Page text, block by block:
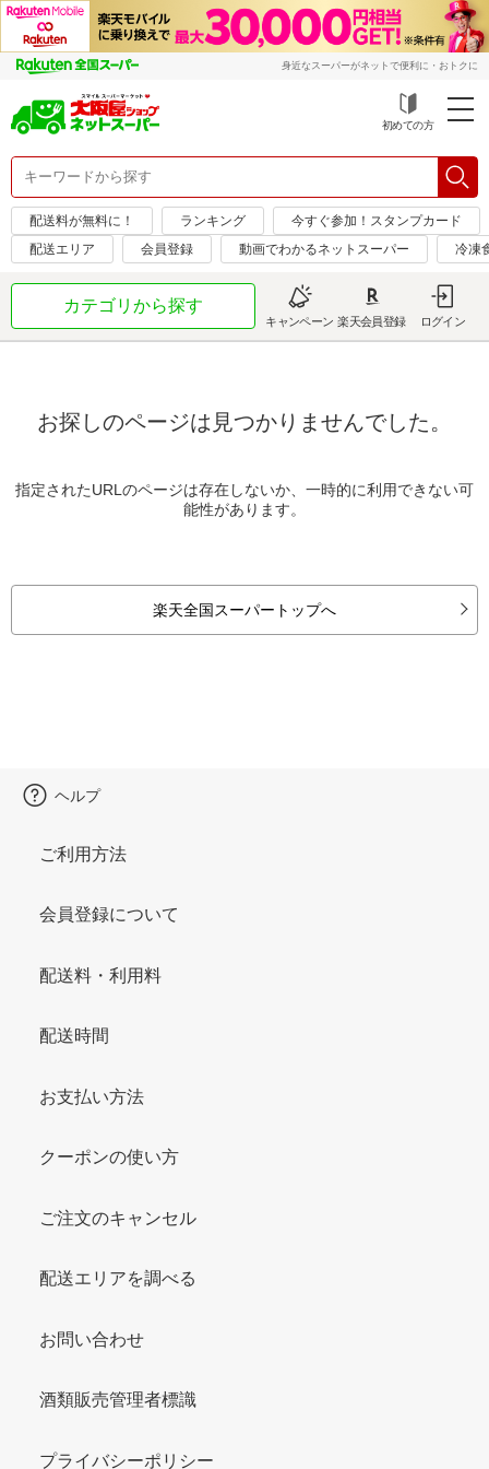
身近なスーパーがネットで便利に・おトクに
初めての方
配送料が無料に！ ランキング
今すぐ参加！スタンプカード
配送エリア
会員登録 動画でわかるネットスーパー 冷凍
カテゴリから探す
キャンペーン 楽天会員登録 ログイン
お探しのページは見つかりませんでした。
指定されたURLのページは存在しないか、一時的に利用できない可
能性があります。
楽天全国スーパートップへ
ヘルプ
ご利用方法
会員登録について
配送料・利用料
配送時間
お支払い方法
クーポンの使い方
ご注文のキャンセル
配送エリアを調べる
お問い合わせ
酒類販売管理者標識
プライバシーポリシー